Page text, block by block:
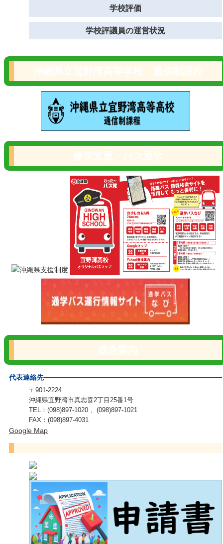
学校評価
学校評議員の運営状況
代表連絡先
〒901-2224
沖縄県宜野湾市真志喜2丁目25番1号
TEL：(098)897-1020 、(098)897-1021
FAX：(098)897-4031
Google Map